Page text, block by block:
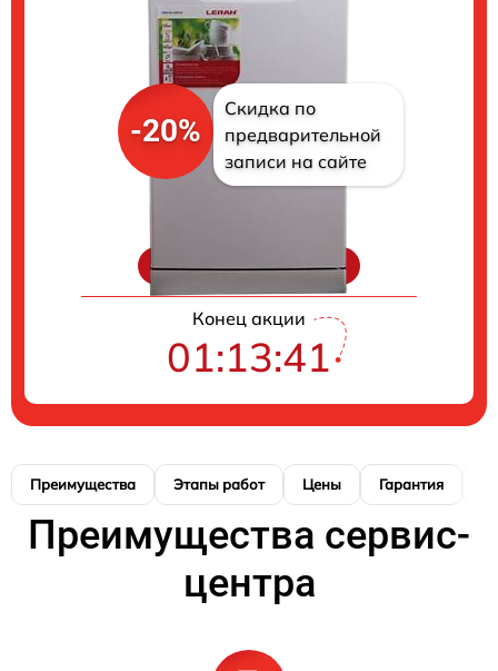
-20%
Скидка по
предварительной
записи на сайте
Цены на ремонт
Конец акции
01:13:40
Преимущества Этапы работ Цены Гарантия
Преимущества сервис-
центра